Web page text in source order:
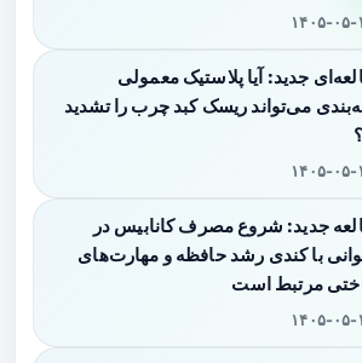
۰۵-۱۷
جدید: آیا پلاستیک معمولی
می‌تواند ریسک کبد چرب را تشدید
۰۵-۱۷
جدید: شروع مصرف کانابیس در
با کندی رشد حافظه و مهارت‌های
مرتبط است
۰۵-۱۷